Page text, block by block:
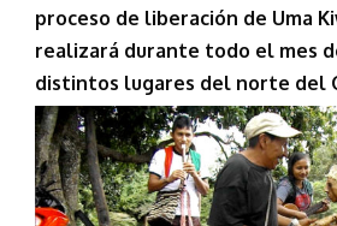
proceso de liberación de Uma
realizará durante todo el mes
distintos lugares del norte del